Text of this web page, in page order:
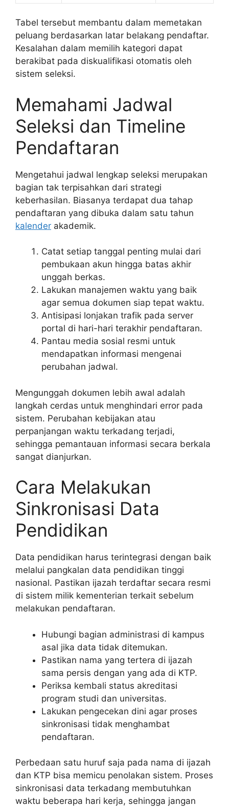
Tabel tersebut membantu dalam memetakan
peluang berdasarkan latar belakang pendaftar.
Kesalahan dalam memilih kategori dapat
berakibat pada diskualifikasi otomatis oleh
sistem seleksi.
Memahami Jadwal
Seleksi dan Timeline
Pendaftaran
Mengetahui jadwal lengkap seleksi merupakan
bagian tak terpisahkan dari strategi
keberhasilan. Biasanya terdapat dua tahap
pendaftaran yang dibuka dalam satu tahun
kalender akademik.
Catat setiap tanggal penting mulai dari
pembukaan akun hingga batas akhir
unggah berkas.
Lakukan manajemen waktu yang baik
agar semua dokumen siap tepat waktu.
Antisipasi lonjakan trafik pada server
portal di hari-hari terakhir pendaftaran.
Pantau media sosial resmi untuk
mendapatkan informasi mengenai
perubahan jadwal.
Mengunggah dokumen lebih awal adalah
langkah cerdas untuk menghindari error pada
sistem. Perubahan kebijakan atau
perpanjangan waktu terkadang terjadi,
sehingga pemantauan informasi secara berkala
sangat dianjurkan.
Cara Melakukan
Sinkronisasi Data
Pendidikan
Data pendidikan harus terintegrasi dengan baik
melalui pangkalan data pendidikan tinggi
nasional. Pastikan ijazah terdaftar secara resmi
di sistem milik kementerian terkait sebelum
melakukan pendaftaran.
Hubungi bagian administrasi di kampus
asal jika data tidak ditemukan.
Pastikan nama yang tertera di ijazah
sama persis dengan yang ada di KTP.
Periksa kembali status akreditasi
program studi dan universitas.
Lakukan pengecekan dini agar proses
sinkronisasi tidak menghambat
pendaftaran.
Perbedaan satu huruf saja pada nama di ijazah
dan KTP bisa memicu penolakan sistem. Proses
sinkronisasi data terkadang membutuhkan
waktu beberapa hari kerja, sehingga jangan